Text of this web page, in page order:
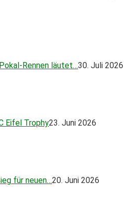
Rennen läutet…30. Juli 2026
Eifel Trophy23. Juni 2026
für neuen…20. Juni 2026